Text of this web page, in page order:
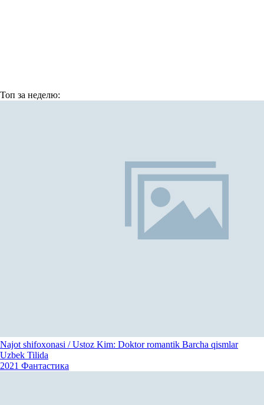
Топ за неделю:
Najot shifoxonasi / Ustoz Kim: Doktor romantik Barcha qismlar
Uzbek Tilida
2021 Фантастика